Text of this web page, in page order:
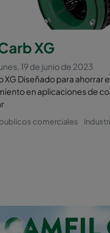
de
ofrece
XG
19 de junio de 2023
XG Diseñado para ahorrar
en aplicaciones de
comerciales